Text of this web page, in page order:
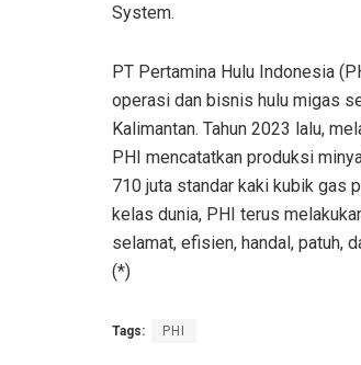
System.
PT Pertamina Hulu Indonesia
operasi dan bisnis hulu migas
Kalimantan. Tahun 2023 lalu,
PHI mencatatkan produksi
710 juta standar kaki kubik gas
kelas dunia, PHI terus
selamat, efisien, handal, patuh,
(*)
Tags: PHI